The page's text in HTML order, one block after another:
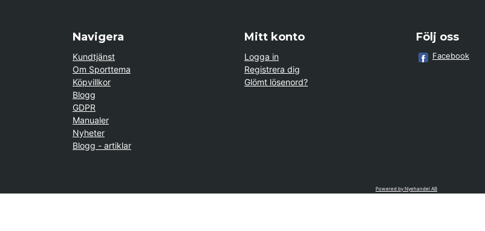
Navigera
Kundtjänst
Om Sporttema
Köpvillkor
Blogg
GDPR
Manualer
Nyheter
Blogg - artiklar
Mitt konto
Logga in
Registrera dig
Glömt lösenord?
Följ oss
Facebook
Powered by Nyehandel AB
Kund från